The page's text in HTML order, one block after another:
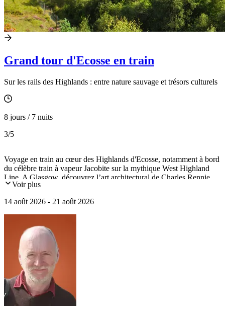
Grand tour d'Ecosse en train
Sur les rails des Highlands : entre nature sauvage et trésors culturels
8 jours / 7 nuits
3/5
Voyage en train au cœur des Highlands d'Ecosse, notamment à bord
du célèbre train à vapeur Jacobite sur la mythique West Highland
Line. A Glasgow, découvrez l’art architectural de Charles Rennie
Mackintosh. A Edimbourg, plongez dans une histoire millénaire, du
Voir plus
14 août 2026 - 21 août 2026